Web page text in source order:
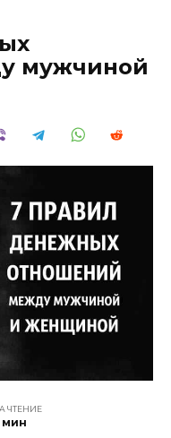
мужчиной
ЧТЕНИЕ
мин